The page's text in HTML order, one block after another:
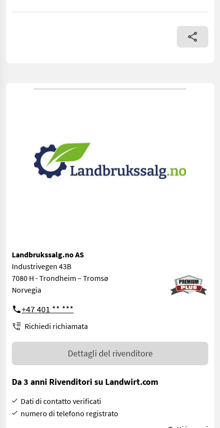
== Mer informasjon (NO) == merke: Plog Description Older
Landbrukssalg.no AS
Industrivegen 43B
7080 H - Trondheim – Tromsø
Norvegia
+47 401 ** ***
Richiedi richiamata
Dettagli del rivenditore
Da 3 anni Rivenditori su Landwirt.com
Dati di contatto verificati
numero di telefono registrato